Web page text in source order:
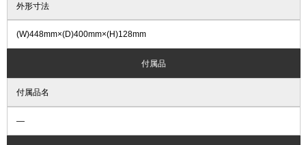
外形寸法
(W)448mm×(D)400mm×(H)128mm
付属品
付属品名
―